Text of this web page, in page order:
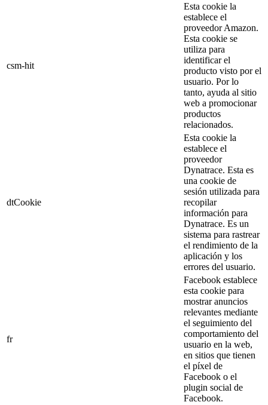
csm-hit
Esta cookie la
establece el
proveedor Amazon.
Esta cookie se
utiliza para
identificar el
producto visto por el
usuario. Por lo
tanto, ayuda al sitio
web a promocionar
productos
relacionados.
dtCookie
Esta cookie la
establece el
proveedor
Dynatrace. Esta es
una cookie de
sesión utilizada para
recopilar
información para
Dynatrace. Es un
sistema para rastrear
el rendimiento de la
aplicación y los
errores del usuario.
fr
Facebook establece
esta cookie para
mostrar anuncios
relevantes mediante
el seguimiento del
comportamiento del
usuario en la web,
en sitios que tienen
el píxel de
Facebook o el
plugin social de
Facebook.